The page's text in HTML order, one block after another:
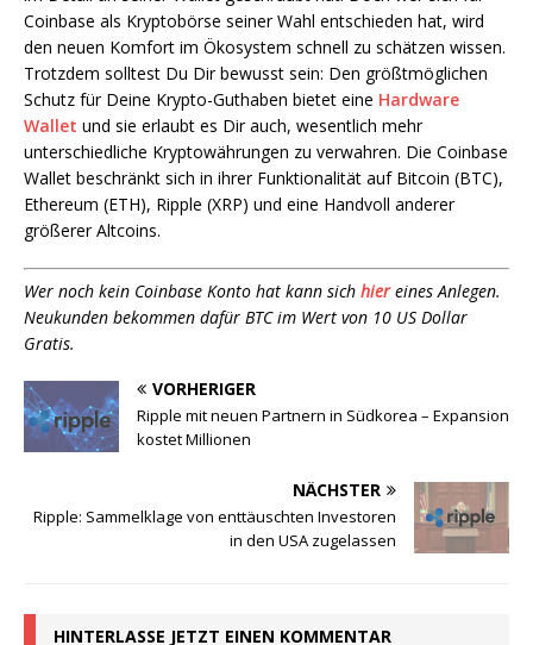
Coinbase als Kryptobörse seiner Wahl entschieden hat, wird
den neuen Komfort im Ökosystem schnell zu schätzen wissen.
Trotzdem solltest Du Dir bewusst sein: Den größtmöglichen
Schutz für Deine Krypto-Guthaben bietet eine Hardware
Wallet und sie erlaubt es Dir auch, wesentlich mehr
unterschiedliche Kryptowährungen zu verwahren. Die Coinbase
Wallet beschränkt sich in ihrer Funktionalität auf Bitcoin (BTC),
Ethereum (ETH), Ripple (XRP) und eine Handvoll anderer
größerer Altcoins.
Wer noch kein Coinbase Konto hat kann sich hiereines Anlegen.
Neukunden bekommen dafür BTC im Wert von 10 US Dollar
Gratis.
VORHERIGER
Ripple mit neuen Partnern in Südkorea – Expansion
kostet Millionen
NÄCHSTER
Ripple: Sammelklage von enttäuschten Investoren
in den USA zugelassen
HINTERLASSE JETZT EINEN KOMMENTAR